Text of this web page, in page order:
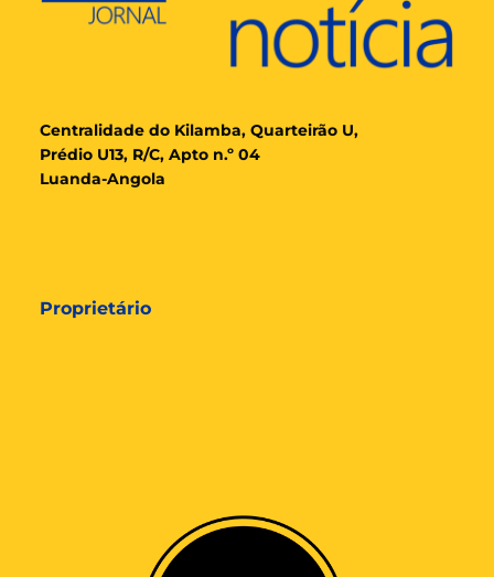
Centralidade do Kilamba, Quarteirão U,
Prédio U13, R/C, Apto n.º 04
Luanda-Angola
Proprietário